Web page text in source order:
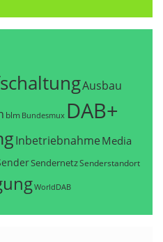
Ausbau
blm Bundesmux DAB+
Inbetriebnahme Media
SendernetzSenderstandort
WorldDAB